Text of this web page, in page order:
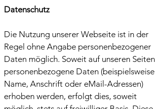
Datenschutz
Die Nutzung unserer Webseite ist in der
Regel ohne Angabe personenbezogener
Daten möglich. Soweit auf unseren Seiten
personenbezogene Daten (beispielsweise
Name, Anschrift oder eMail-Adressen)
erhoben werden, erfolgt dies, soweit